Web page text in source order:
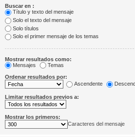
Buscar en :
Título y texto del mensaje
Solo el texto del mensaje
Solo títulos
Solo el primer mensaje de los temas
Mostrar resultados como:
Mensajes
Temas
Ordenar resultados por:
Ascendente
Limitar resultados previos a:
Mostrar los primeros:
Caracteres del mensaje